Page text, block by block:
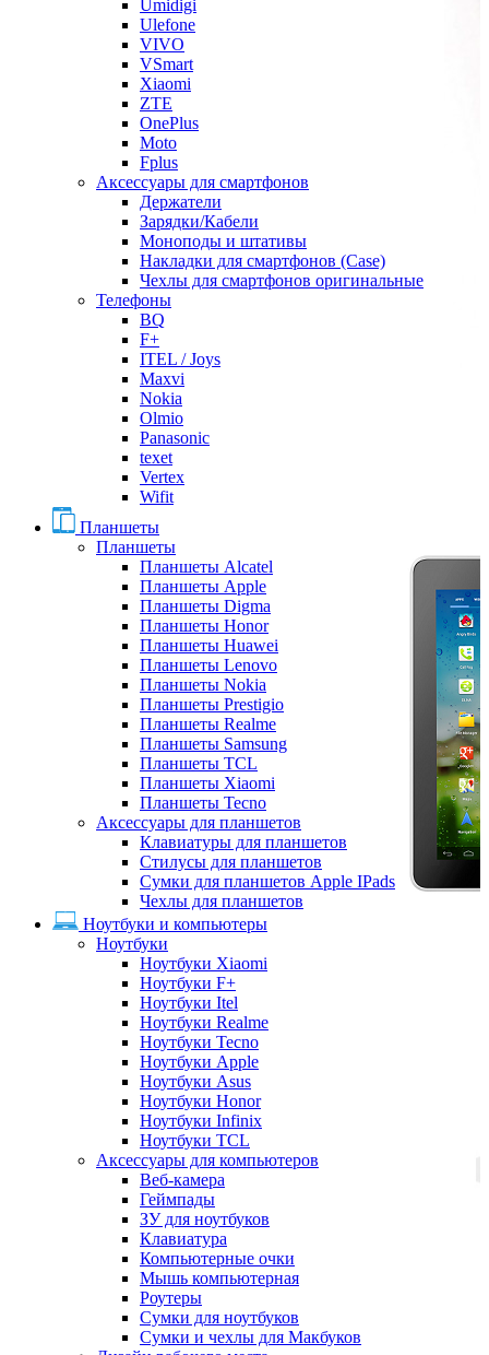
Umidigi
Ulefone
VIVO
VSmart
Xiaomi
ZTE
OnePlus
Moto
Fplus
Аксессуары для смартфонов
Держатели
Зарядки/Кабели
Моноподы и штативы
Накладки для смартфонов (Case)
Чехлы для смартфонов оригинальные
Телефоны
BQ
F+
ITEL / Joys
Maxvi
Nokia
Olmio
Panasonic
texet
Vertex
Wifit
Планшеты
Планшеты
Планшеты Alcatel
Планшеты Apple
Планшеты Digma
Планшеты Honor
Планшеты Huawei
Планшеты Lenovo
Планшеты Nokia
Планшеты Prestigio
Планшеты Realme
Планшеты Samsung
Планшеты TCL
Планшеты Xiaomi
Планшеты Tecno
Аксессуары для планшетов
Клавиатуры для планшетов
Стилусы для планшетов
Сумки для планшетов Apple IPads
Чехлы для планшетов
Ноутбуки и компьютеры
Ноутбуки
Ноутбуки Xiaomi
Ноутбуки F+
Ноутбуки Itel
Ноутбуки Realme
Ноутбуки Tecno
Ноутбуки Apple
Ноутбуки Asus
Ноутбуки Honor
Ноутбуки Infinix
Ноутбуки TCL
Аксессуары для компьютеров
Веб-камера
Геймпады
ЗУ для ноутбуков
Клавиатура
Компьютерные очки
Мышь компьютерная
Роутеры
Сумки для ноутбуков
Сумки и чехлы для Макбуков